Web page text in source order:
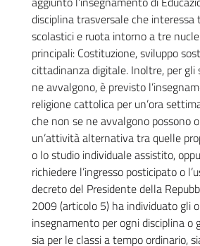
disciplina trasversale che
scolastici e ruota intorno a tre
principali: Costituzione, sviluppo
cittadinanza digitale. Inoltre, per gli
ne avvalgono, è previsto
religione cattolica per un’ora
che non se ne avvalgono possono
un’attività alternativa tra quelle
o lo studio individuale assistito,
richiedere l’ingresso posticipato o
decreto del Presidente della
2009 (articolo 5) ha individuato gli
insegnamento per ogni disciplina o
sia per le classi a tempo ordinario,